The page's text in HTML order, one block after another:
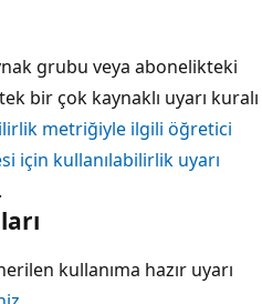
grubu veya abonelikteki
bir çok kaynaklı uyarı kuralı
metriğiyle ilgili öğretici
için kullanılabilirlik uyarı
.
kullanıma hazır uyarı